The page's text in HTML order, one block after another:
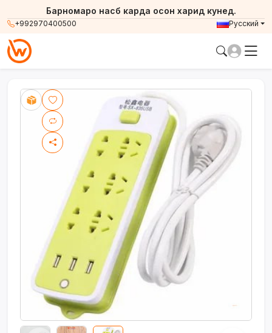
+992970400500
Барномаро насб карда осон харид кунед.
Русский